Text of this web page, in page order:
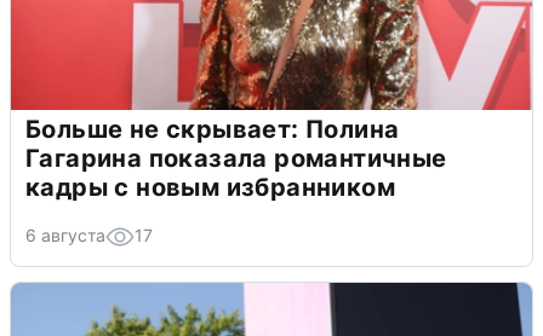
Больше не скрывает: Полина
Гагарина показала романтичные
кадры с новым избранником
6 августа 17